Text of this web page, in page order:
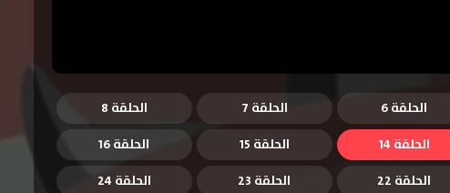
الحلقة 6 الحلقة 7
الحلقة 8
الحلقة 14 الحلقة 15
الحلقة 16
الحلقة 22 الحلقة 23
الحلقة 24